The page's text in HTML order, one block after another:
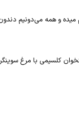
میده و همه می‌دونیم
کلسیمی با مرغ